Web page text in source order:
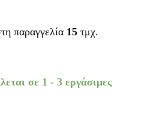
σε 1 - 3 εργάσιμες
παραγγελία 15 τμχ.